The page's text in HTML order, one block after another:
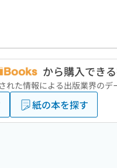
から購入でき
れた情報による出版業界の
紙の本を探す